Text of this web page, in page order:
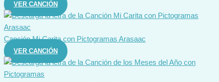
VER CANCIÓN
Canción Mi Carita con Pictogramas Arasaac
VER CANCIÓN